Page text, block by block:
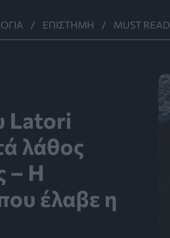
ΕΠΙΣΤΉΜΗ MUST READ
Latori
λάθος
– Η
έλαβε η